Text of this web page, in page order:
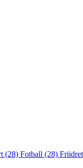
(28) Fotball (28)